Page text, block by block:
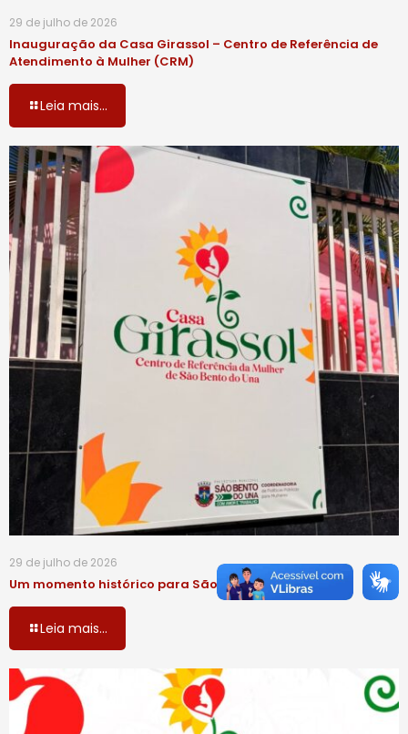
29 de julho de 2026
Inauguração da Casa Girassol – Centro de Referência de
Atendimento à Mulher (CRM)
Leia mais...
29 de julho de 2026
Um momento histórico para São Bento do Una!
Leia mais...